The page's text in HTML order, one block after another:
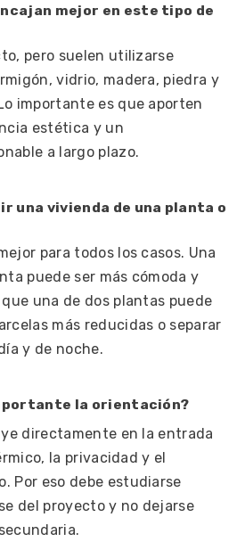
mejor en este tipo de
pero suelen utilizarse
vidrio, madera, piedra y
importante es que aporten
estética y un
a largo plazo.
una vivienda de una planta o
para todos los casos. Una
puede ser más cómoda y
una de dos plantas puede
más reducidas o separar
y de noche.
la orientación?
directamente en la entrada
la privacidad y el
Por eso debe estudiarse
del proyecto y no dejarse